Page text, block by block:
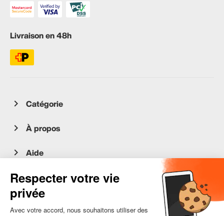
Livraison en 48h
Catégorie
À propos
Aide
Service client
occasion.migros.mobile@recommerce.com